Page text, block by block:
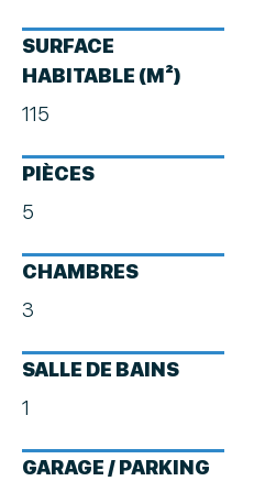
SURFACE
HABITABLE (M²)
115
PIÈCES
5
CHAMBRES
3
SALLE DE BAINS
1
GARAGE / PARKING